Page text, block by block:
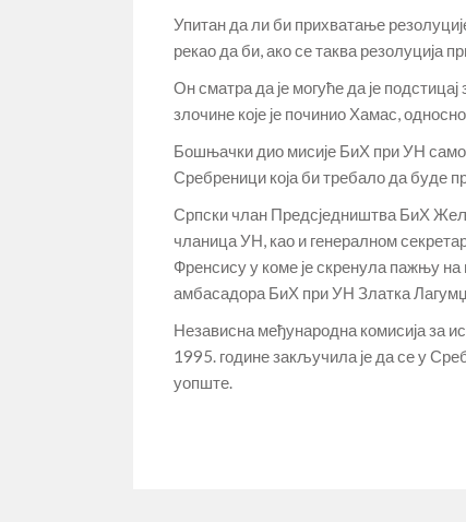
Упитан да ли би прихватање
рекао да би, ако се таква резолуција
Он сматра да је могуће да је
злочине које је починио Хамас,
Бошњачки дио мисије БиХ при УН
Сребреници која би требало да буде
Српски члан Предсједништва БиХ
чланица УН, као и генералном
Френсису у коме је скренула пажњу на
амбасадора БиХ при УН Златка
Независна међународна комисија за
1995. године закључила је да се у
уопште.